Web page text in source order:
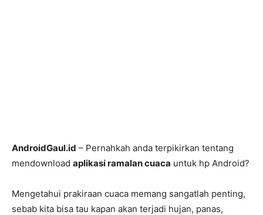
AndroidGaul.id – Pernahkah anda terpikirkan tentang
mendownload aplikasi ramalan cuaca untuk hp Android?
Mengetahui prakiraan cuaca memang sangatlah penting,
sebab kita bisa tau kapan akan terjadi hujan, panas,